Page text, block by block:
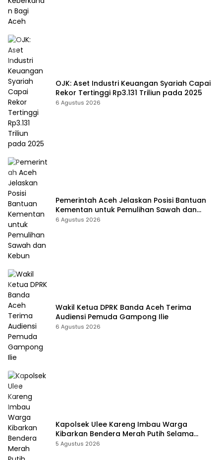
OJK: Aset Industri Keuangan Syariah Capai
Rekor Tertinggi Rp3.131 Triliun pada 2025
6 Agustus 2026
Pemerintah Aceh Jelaskan Posisi Bantuan
Kementan untuk Pemulihan Sawah dan
Kebun
6 Agustus 2026
Wakil Ketua DPRK Banda Aceh Terima
Audiensi Pemuda Gampong Ilie
6 Agustus 2026
Kapolsek Ulee Kareng Imbau Warga
Kibarkan Bendera Merah Putih Selama
Bulan Agustus
5 Agustus 2026